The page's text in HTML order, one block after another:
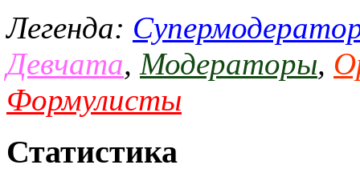
Легенда:
Девчата, Модераторы,
Формулисты
Статистика